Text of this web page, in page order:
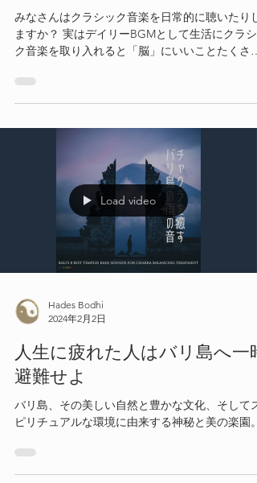
みなさんはクラシック音楽を日常的に聴いたりし
ますか？ 実はデイリーBGMとして生活にクラシ
ク音楽を取り入れると「脳」にいいことたくさん
Load video
Hades Bodhi
2024年2月2日
人生に疲れた人はバリ島へ一時
避難せよ
バリ島、その美しい自然と豊かな文化、そしてス
ピリチュアルな環境に由来する神秘と美の楽園。